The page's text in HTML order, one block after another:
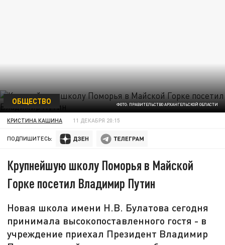
ФОТО: ПРАВИТЕЛЬСТВО АРХАНГЕЛЬСКОЙ ОБЛАСТИ
ОБЩЕСТВО
КРИСТИНА КАШИНА 11 ДЕКАБРЯ 20:15
ПОДПИШИТЕСЬ:
Крупнейшую школу Поморья в Майской
Горке посетил Владимир Путин
Новая школа имени Н.В. Булатова сегодня
принимала высокопоставленного гостя - в
учреждение приехал Президент Владимир